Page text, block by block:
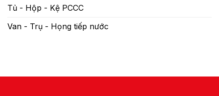
Tủ - Hộp - Kệ PCCC
Van - Trụ - Họng tiếp nước